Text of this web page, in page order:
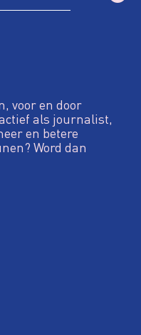
voor en door
als journalist,
en betere
Word dan